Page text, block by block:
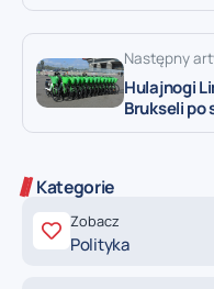
Następny
Hulajnogi
Brukseli po
Kategorie
Zobacz
Polityka